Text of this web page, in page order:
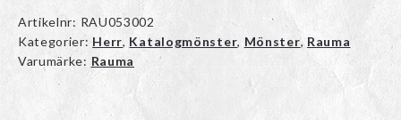
Artikelnr: RAU053002
Kategorier: Herr, Katalogmönster, Mönster, Rauma
Varumärke: Rauma